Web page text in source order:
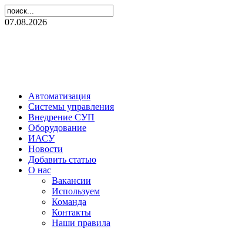
07.08.2026
Автоматизация
Системы управления
Внедрение СУП
Оборудование
ИАСУ
Новости
Добавить статью
О нас
Вакансии
Используем
Команда
Контакты
Наши правила